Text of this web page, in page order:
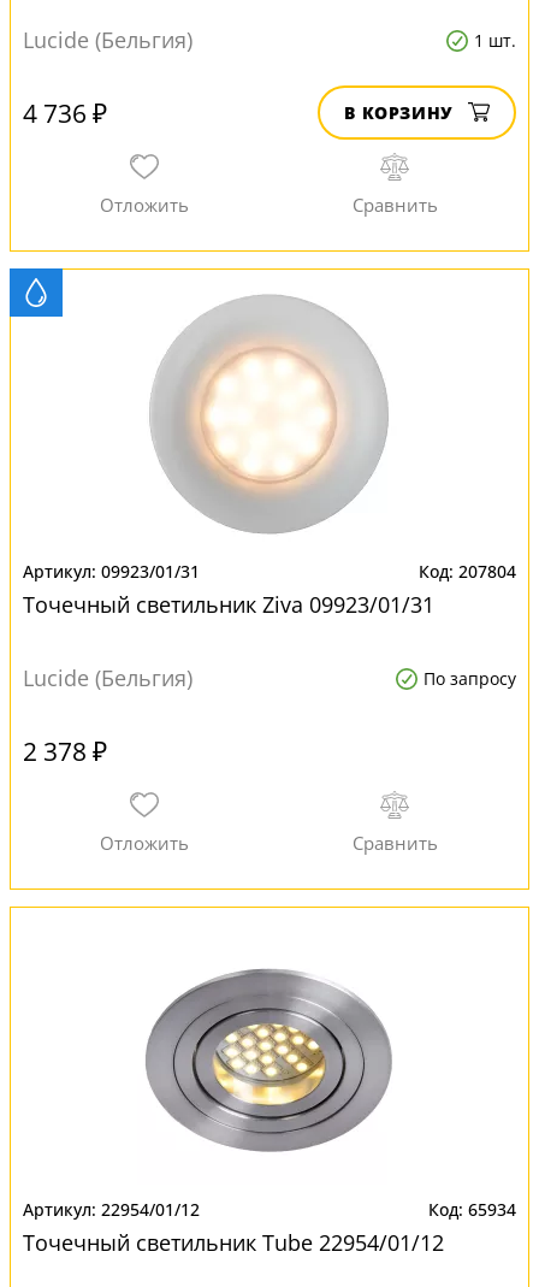
Lucide (Бельгия) 1 шт.
4 736 ₽ В КОРЗИНУ
09923/01/31 207804
Точечный светильник Ziva 09923/01/31
Lucide (Бельгия) По запросу
2 378 ₽
22954/01/12 65934
Точечный светильник Tube 22954/01/12